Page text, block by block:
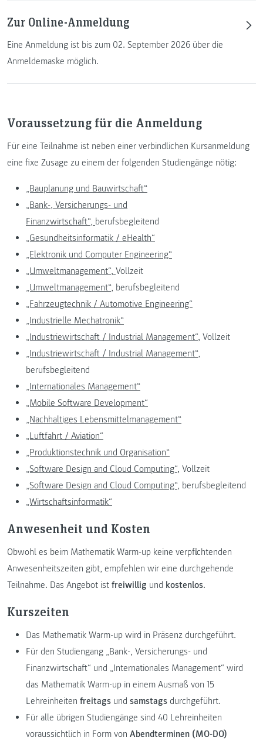
Zur Online-Anmeldung
Eine Anmeldung ist bis zum 02. September 2026 über die
Anmeldemaske möglich.
Voraussetzung für die Anmeldung
Für eine Teilnahme ist neben einer verbindlichen Kursanmeldung
eine fixe Zusage zu einem der folgenden Studiengänge nötig:
„Bauplanung und Bauwirtschaft“
„Bank-, Versicherungs- und
Finanzwirtschaft“, berufsbegleitend
„Gesundheitsinformatik / eHealth“
„Elektronik und Computer Engineering“
„Umweltmanagement“, Vollzeit
„Umweltmanagement“, berufsbegleitend
„Fahrzeugtechnik / Automotive Engineering“
„Industrielle Mechatronik“
„Industriewirtschaft / Industrial Management“, Vollzeit
„Industriewirtschaft / Industrial Management“,
berufsbegleitend
„Internationales Management“
„Mobile Software Development“
„Nachhaltiges Lebensmittelmanagement“
„Luftfahrt / Aviation“
„Produktionstechnik und Organisation“
„Software Design and Cloud Computing“, Vollzeit
„Software Design and Cloud Computing“, berufsbegleitend
„Wirtschaftsinformatik“
Anwesenheit und Kosten
Obwohl es beim Mathematik Warm-up keine verpflichtenden
Anwesenheitszeiten gibt, empfehlen wir eine durchgehende
Teilnahme. Das Angebot ist freiwillig und kostenlos.
Kurszeiten
Das Mathematik Warm-up wird in Präsenz durchgeführt.
Für den Studiengang „Bank-, Versicherungs- und
Finanzwirtschaft“ und „Internationales Management“ wird
das Mathematik Warm-up in einem Ausmaß von 15
Lehreinheiten freitags und samstags durchgeführt.
Für alle übrigen Studiengänge sind 40 Lehreinheiten
voraussichtlich in Form von Abendterminen (MO-DO)